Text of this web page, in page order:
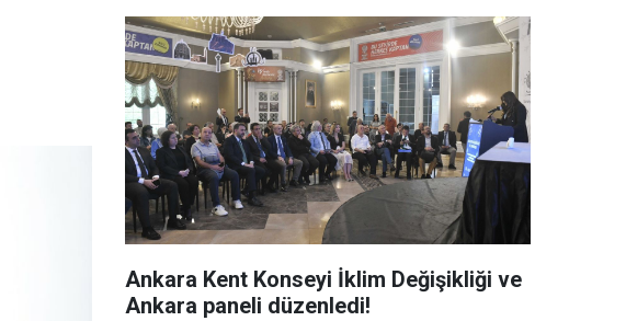
Ankara Kent Konseyi İklim Değişikliği ve
Ankara paneli düzenledi!